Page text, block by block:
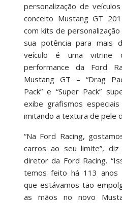
personalização de
conceito Mustang GT
com kits de
sua potência para mais
veículo é uma vitrine
performance da Ford
Mustang GT – “Drag
Pack” e “Super Pack”
exibe grafismos
imitando a textura de pele
“Na Ford Racing,
carros ao seu limite”, diz
diretor da Ford Racing.
temos feito há 113 anos
que estávamos tão
as mãos no novo